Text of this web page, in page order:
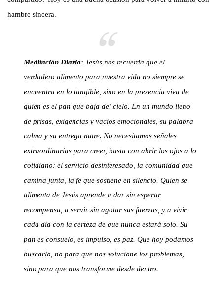
hambre sincera.
Meditación Diaria: Jesús nos recuerda que el
verdadero alimento para nuestra vida no siempre se
encuentra en lo tangible, sino en la presencia viva de
quien es el pan que baja del cielo. En un mundo lleno
de prisas, exigencias y vacíos emocionales, su palabra
calma y su entrega nutre. No necesitamos señales
extraordinarias para creer, basta con abrir los ojos a lo
cotidiano: el servicio desinteresado, la comunidad que
camina junta, la fe que sostiene en silencio. Quien se
alimenta de Jesús aprende a dar sin esperar
recompensa, a servir sin agotar sus fuerzas, y a vivir
cada día con la certeza de que nunca estará solo. Su
pan es consuelo, es impulso, es paz. Que hoy podamos
buscarlo, no para que nos solucione los problemas,
sino para que nos transforme desde dentro.